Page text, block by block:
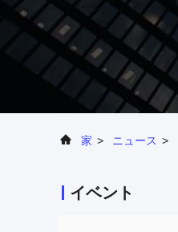
家 > ニュース >
イベント